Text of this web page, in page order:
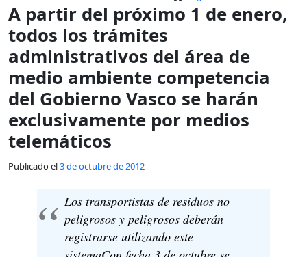
A partir del próximo 1 de enero,
todos los trámites
administrativos del área de
medio ambiente competencia
del Gobierno Vasco se harán
exclusivamente por medios
telemáticos
Publicado el3 de octubre de 2012
Los transportistas de residuos no
peligrosos y peligrosos deberán
registrarse utilizando este